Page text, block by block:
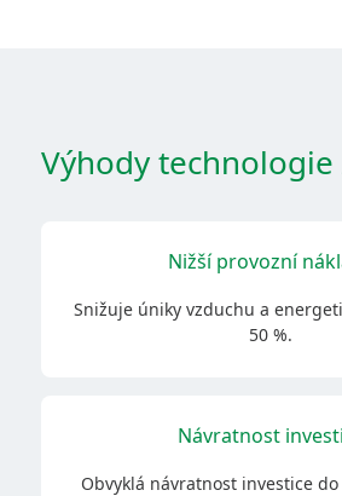
Výhody technologie
Nižší provozní
Snižuje úniky vzduchu a
50 %.
Návratnost
Obvyklá návratnost investice do